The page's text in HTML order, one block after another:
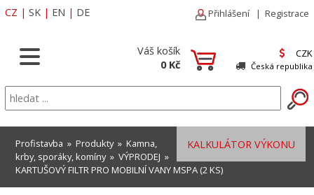
CZ | SK | EN | DE Přihlášení | Registrace
Váš košík
0 Kč
CZK
Česká republika
KALKULÁTOR VÝKONU
Profistavba » Produkty» Kamna,
krby, sporáky, komíny» VÝPRODEJ »
KARTUŠOVÝ FILTR PRO MOBILNÍ VANY MSPA (2 KS)